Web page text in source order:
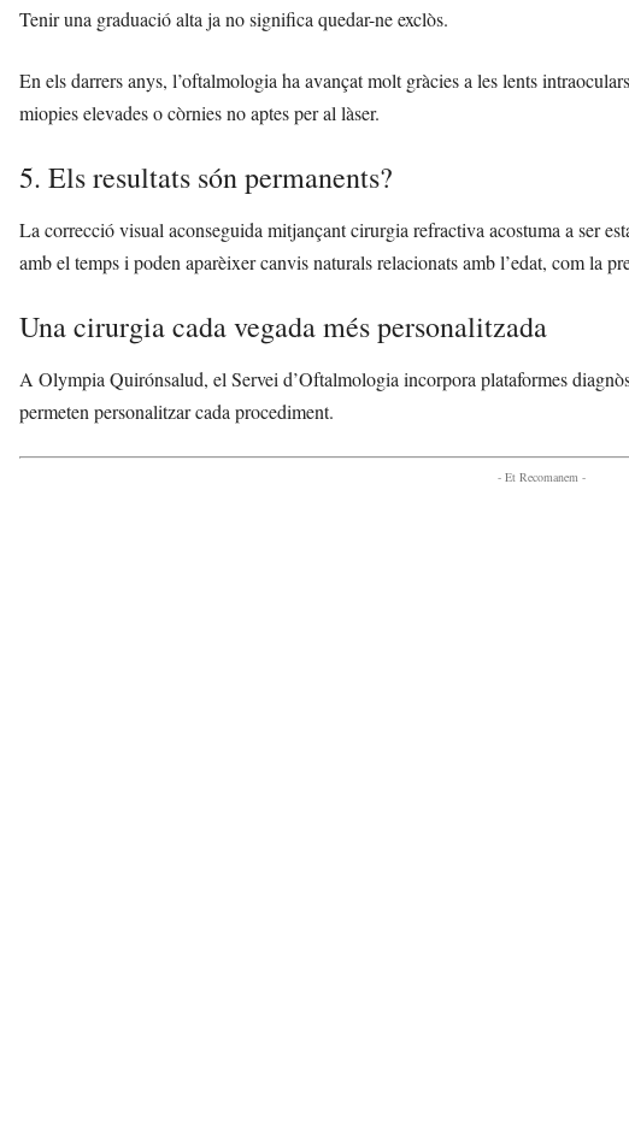
Tenir una graduació alta ja no significa quedar-ne exclòs.
En els darrers anys, l’oftalmologia ha avançat molt gràcies a les lents
miopies elevades o còrnies no aptes per al làser.
5. Els resultats són permanents?
La correcció visual aconseguida mitjançant cirurgia refractiva acostuma a ser
amb el temps i poden aparèixer canvis naturals relacionats amb l’edat, com la
Una cirurgia cada vegada més personalitzada
A Olympia Quirónsalud, el Servei d’Oftalmologia incorpora plataformes
permeten personalitzar cada procediment.
- Et Recomanem -